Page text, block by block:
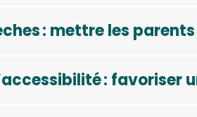
: mettre les
: favoriser